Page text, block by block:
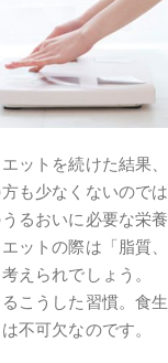
ットを続けた結果
も少なくないので
るおいに必要な栄
ットの際は「脂質
えられでしょう。
こうした習慣。食
不可欠なのです。